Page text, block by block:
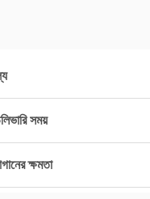
সময়
ক্ষমতা